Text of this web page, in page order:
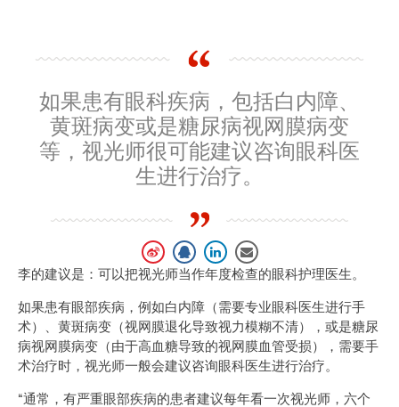
如果患有眼科疾病，包括白内障、
黄斑病变或是糖尿病视网膜病变
等，视光师很可能建议咨询眼科医
生进行治疗。
李的建议是：可以把视光师当作年度检查的眼科护理医生。
如果患有眼部疾病，例如白内障（需要专业眼科医生进行手
术）、黄斑病变（视网膜退化导致视力模糊不清），或是糖尿
病视网膜病变（由于高血糖导致的视网膜血管受损），需要手
术治疗时，视光师一般会建议咨询眼科医生进行治疗。
“通常，有严重眼部疾病的患者建议每年看一次视光师，六个